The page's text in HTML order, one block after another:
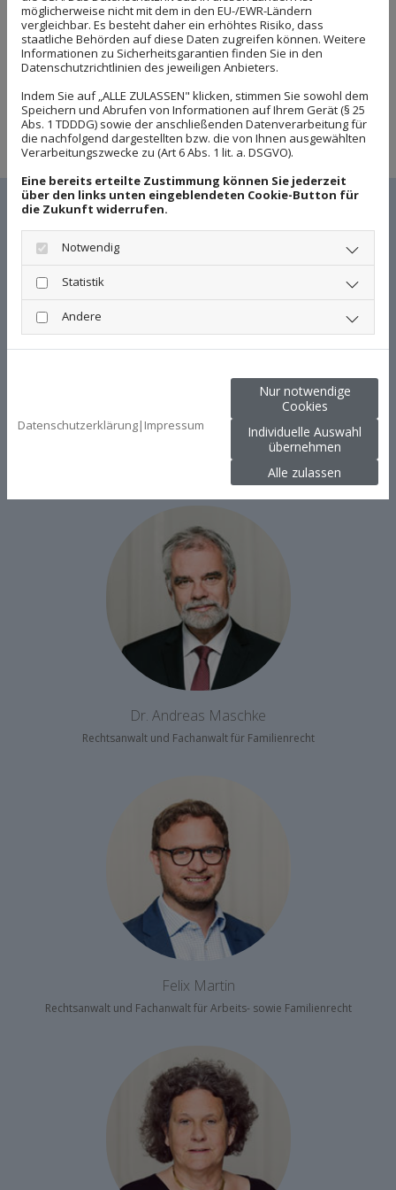
Vita
Rechtsanwältin Britta Auer ist in Bremen geboren, studierte
Rechtswissenschaften in Göttingen sowie Freiburg. Während
und nach dem Studium arbeitete sie für eine US-amerikanische
Referendarzeit arbeitete sie u.a. an einem familienrechtlichen
Kommentar mit.
Rechtsanwältin Auer hat aus erster Ehe zwei zwischenzeitlich
erwachsene Kinder. Sie ist in zweiter Ehe verheiratet.
Rechtsanwältinnen und Rechtsanwälte
Rechtsanwältin und Fachanwältin für Familienrecht
Dr. Andreas Maschke
Rechtsanwalt und Fachanwalt für Familienrecht
Felix Martin
Rechtsanwalt und Fachanwalt für Arbeits- sowie Familienrecht
möglicherweise nicht mit dem in den EU-/EWR-Ländern
vergleichbar. Es besteht daher ein erhöhtes Risiko, dass
staatliche Behörden auf diese Daten zugreifen können. Weitere
Informationen zu Sicherheitsgarantien finden Sie in den
Datenschutzrichtlinien des jeweiligen Anbieters.
Indem Sie auf „ALLE ZULASSEN" klicken, stimmen Sie sowohl dem
Speichern und Abrufen von Informationen auf Ihrem Gerät (§ 25
Abs. 1 TDDDG) sowie der anschließenden Datenverarbeitung für
die nachfolgend dargestellten bzw. die von Ihnen ausgewählten
Verarbeitungszwecke zu (Art 6 Abs. 1 lit. a. DSGVO).
Eine bereits erteilte Zustimmung können Sie jederzeit
über den links unten eingeblendeten Cookie-Button für
die Zukunft widerrufen.
Notwendig
Statistik
Andere
Datenschutzerklärung| Impressum
Nur notwendige
Cookies
Individuelle Auswahl
übernehmen
Alle zulassen